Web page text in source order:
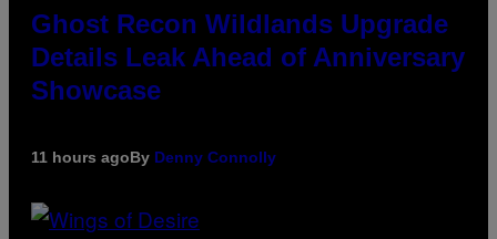
Ghost Recon Wildlands Upgrade
Details Leak Ahead of Anniversary
Showcase
11 hours agoBy Denny Connolly